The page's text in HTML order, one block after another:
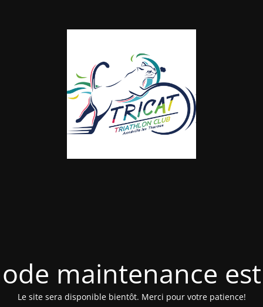
maintenance
Le site sera disponible bientôt. Merci pour votre patience!